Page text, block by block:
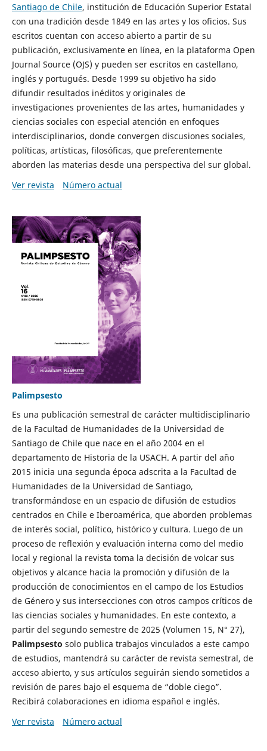
Santiago de Chile, institución de Educación Superior Estatal
con una tradición desde 1849 en las artes y los oficios. Sus
escritos cuentan con acceso abierto a partir de su
publicación, exclusivamente en línea, en la plataforma Open
Journal Source (OJS) y pueden ser escritos en castellano,
inglés y portugués. Desde 1999 su objetivo ha sido
difundir resultados inéditos y originales de
investigaciones provenientes de las artes, humanidades y
ciencias sociales con especial atención en enfoques
interdisciplinarios, donde convergen discusiones sociales,
políticas, artísticas, filosóficas, que preferentemente
aborden las materias desde una perspectiva del sur global.
Ver revista
Número actual
Palimpsesto
Es una publicación semestral de carácter multidisciplinario
de la Facultad de Humanidades de la Universidad de
Santiago de Chile que nace en el año 2004 en el
departamento de Historia de la USACH. A partir del año
2015 inicia una segunda época adscrita a la Facultad de
Humanidades de la Universidad de Santiago,
transformándose en un espacio de difusión de estudios
centrados en Chile e Iberoamérica, que aborden problemas
de interés social, político, histórico y cultura. Luego de un
proceso de reflexión y evaluación interna como del medio
local y regional la revista toma la decisión de volcar sus
objetivos y alcance hacia la promoción y difusión de la
producción de conocimientos en el campo de los Estudios
de Género y sus intersecciones con otros campos críticos de
las ciencias sociales y humanidades. En este contexto, a
partir del segundo semestre de 2025 (Volumen 15, N° 27),
Palimpsesto solo publica trabajos vinculados a este campo
de estudios, mantendrá su carácter de revista semestral, de
acceso abierto, y sus artículos seguirán siendo sometidos a
revisión de pares bajo el esquema de “doble ciego”.
Recibirá colaboraciones en idioma español e inglés.
Ver revista
Número actual